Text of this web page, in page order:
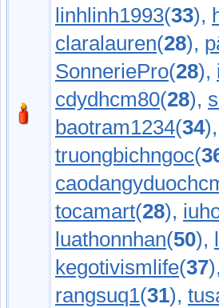
linhlinh1993(33),
claralauren(28),
SonneriePro(28),
cdydhcm80(28),
baotram1234(34),
truongbichngoc(
tocamart(28),
luathonnhan(50),
kegotivismlife(37),
rangsuq1(31),